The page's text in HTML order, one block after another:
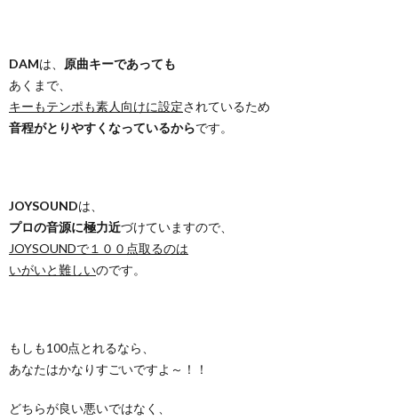
DAMは、 原曲キーであっても
あくまで、
キーもテンポも素人向けに設定されているため
音程がとりやすくなっているからです。
JOYSOUNDは、
プロの音源に極力近づけていますので、
JOYSOUNDで１００点取るのは
いがいと難しいのです。
もしも100点とれるなら、
あなたはかなりすごいですよ～！！
どちらが良い悪いではなく、